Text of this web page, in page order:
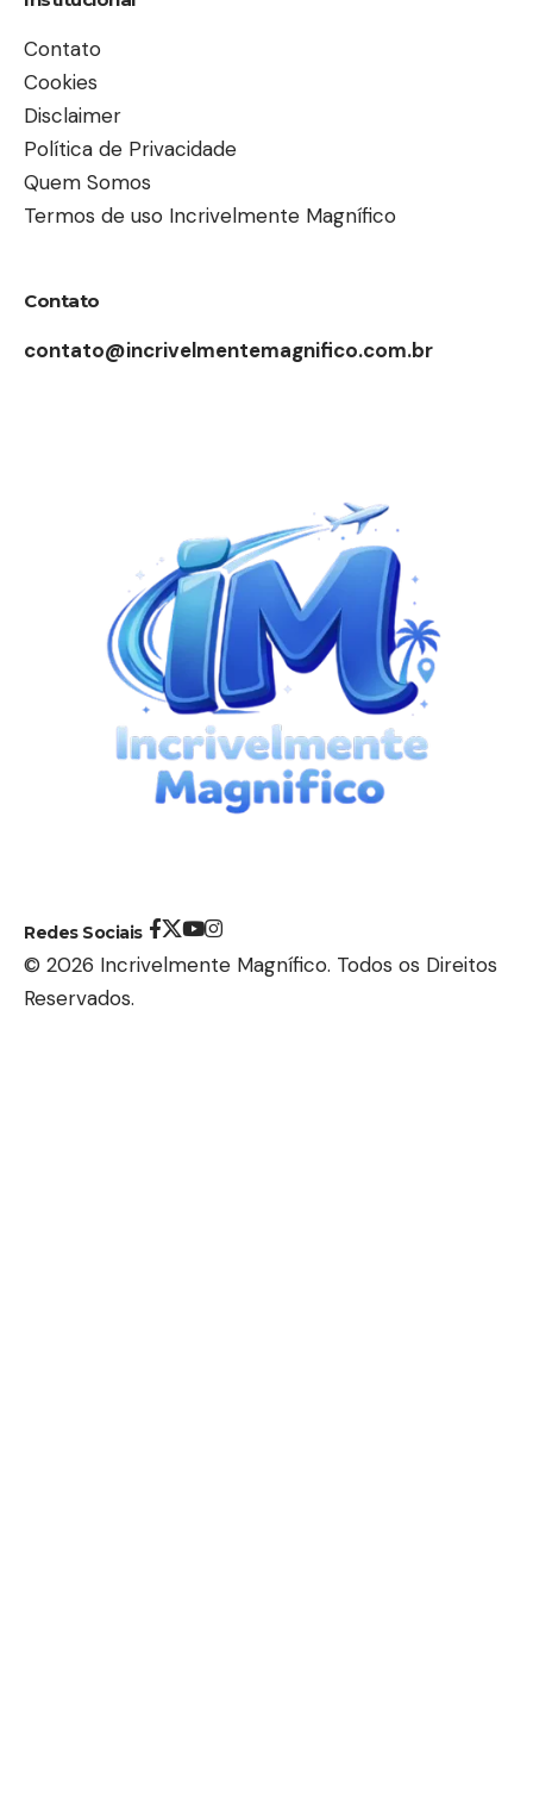
Contato
Cookies
Disclaimer
Política de Privacidade
Quem Somos
Termos de uso Incrivelmente Magnífico
Contato
contato@incrivelmentemagnifico.com.br
Redes Sociais
© 2026 Incrivelmente Magnífico. Todos os Direitos
Reservados.